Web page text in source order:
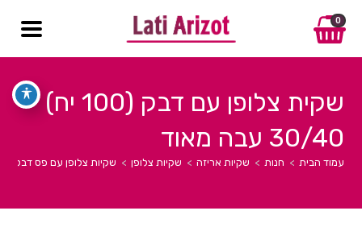
0
שקית צלופן עם דבק (100 יח)
30/40 עבה מאוד
עמוד הבית > חנות > שקיות אריזה > שקיות צלופן > שקיות צלופן עם פס דבק